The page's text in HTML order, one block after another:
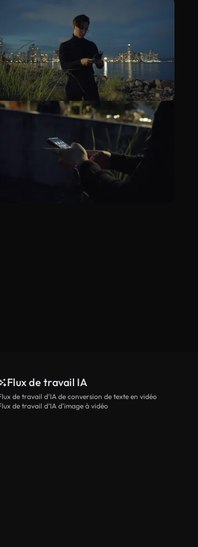
Flux de travail IA
de travail d’IA de conversion de texte en vidéo
de travail d’IA d’image à vidéo